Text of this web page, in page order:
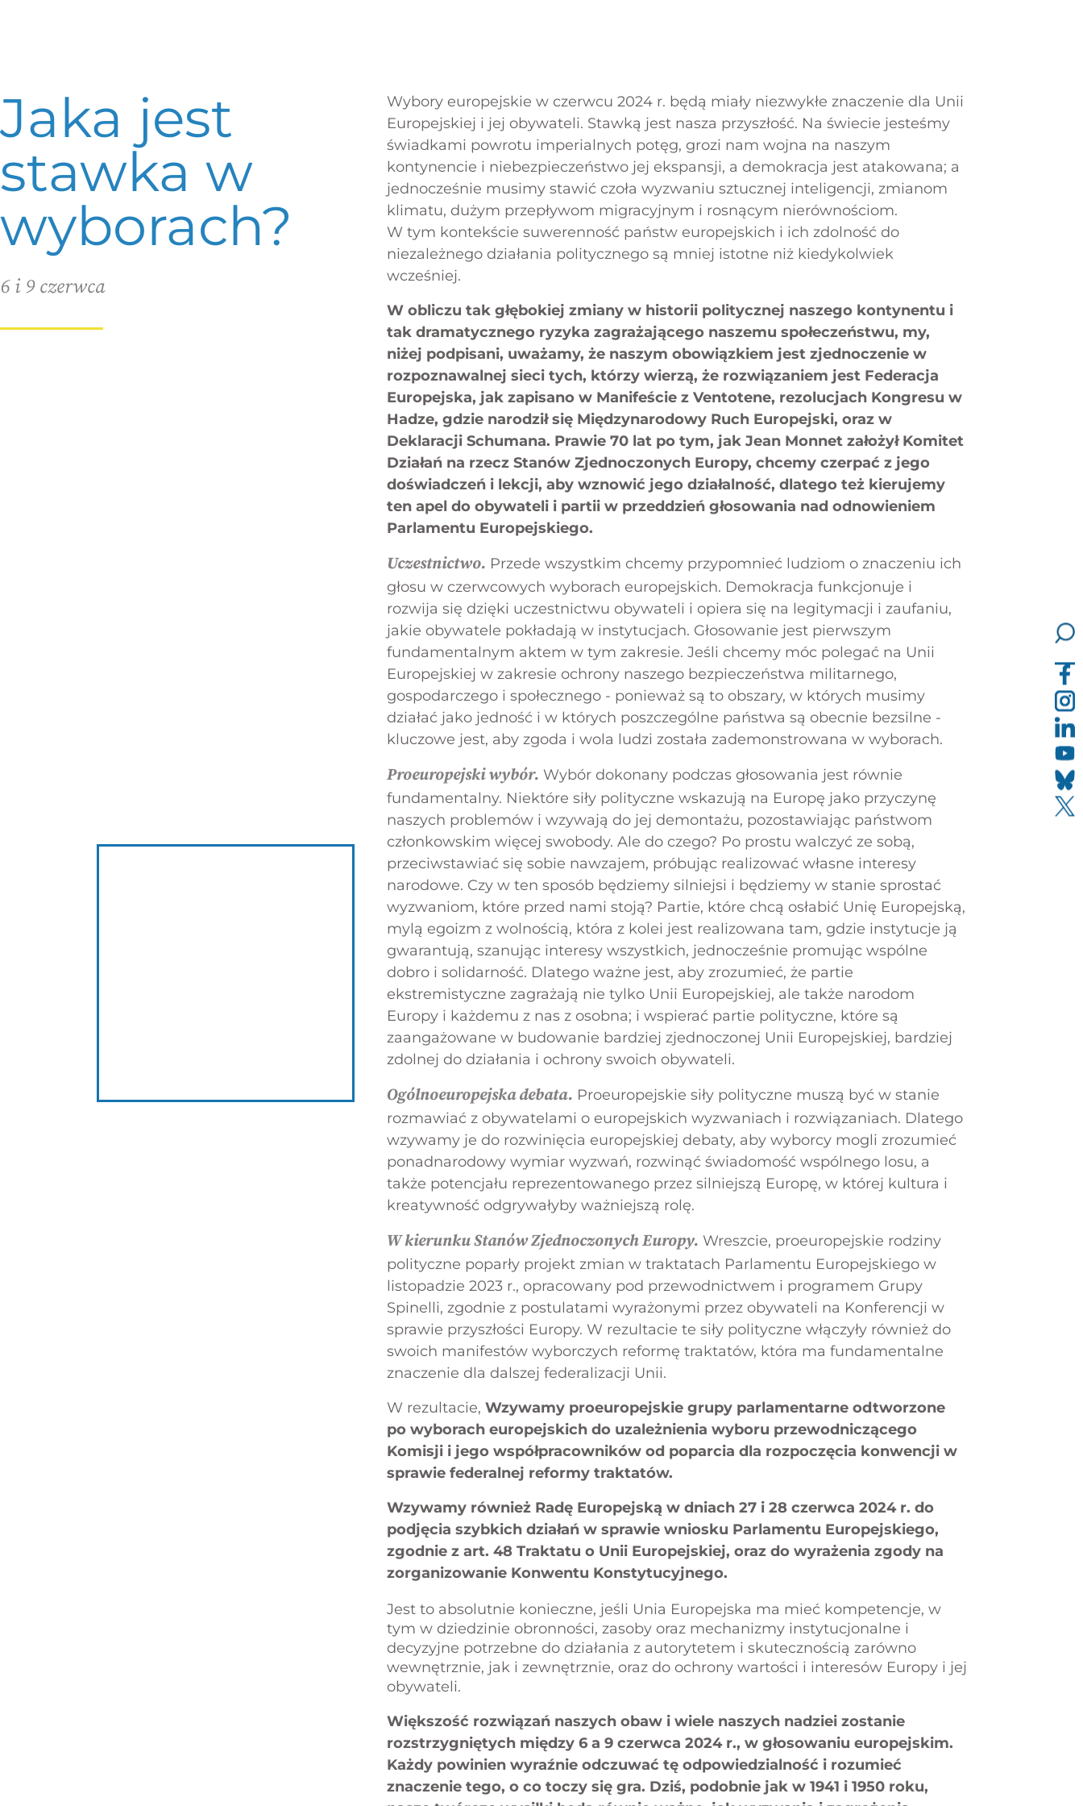
Jaka jest
stawka w
wyborach?
6 i 9 czerwca
Wybory europejskie w czerwcu 2024 r. będą miały niezwykłe znaczenie dla Unii
Europejskiej i jej obywateli. Stawką jest nasza przyszłość. Na świecie jesteśmy
świadkami powrotu imperialnych potęg, grozi nam wojna na naszym
kontynencie i niebezpieczeństwo jej ekspansji, a demokracja jest atakowana; a
jednocześnie musimy stawić czoła wyzwaniu sztucznej inteligencji, zmianom
klimatu, dużym przepływom migracyjnym i rosnącym nierównościom.
W tym kontekście suwerenność państw europejskich i ich zdolność do
niezależnego działania politycznego są mniej istotne niż kiedykolwiek
wcześniej.
W obliczu tak głębokiej zmiany w historii politycznej naszego kontynentu i
tak dramatycznego ryzyka zagrażającego naszemu społeczeństwu, my,
niżej podpisani, uważamy, że naszym obowiązkiem jest zjednoczenie w
rozpoznawalnej sieci tych, którzy wierzą, że rozwiązaniem jest Federacja
Europejska, jak zapisano w Manifeście z Ventotene, rezolucjach Kongresu w
Hadze, gdzie narodził się Międzynarodowy Ruch Europejski, oraz w
Deklaracji Schumana. Prawie 70 lat po tym, jak Jean Monnet założył Komitet
Działań na rzecz Stanów Zjednoczonych Europy, chcemy czerpać z jego
doświadczeń i lekcji, aby wznowić jego działalność, dlatego też kierujemy
ten apel do obywateli i partii w przeddzień głosowania nad odnowieniem
Parlamentu Europejskiego.
Uczestnictwo. Przede wszystkim chcemy przypomnieć ludziom o znaczeniu ich
głosu w czerwcowych wyborach europejskich. Demokracja funkcjonuje i
rozwija się dzięki uczestnictwu obywateli i opiera się na legitymacji i zaufaniu,
jakie obywatele pokładają w instytucjach. Głosowanie jest pierwszym
fundamentalnym aktem w tym zakresie. Jeśli chcemy móc polegać na Unii
Europejskiej w zakresie ochrony naszego bezpieczeństwa militarnego,
gospodarczego i społecznego - ponieważ są to obszary, w których musimy
działać jako jedność i w których poszczególne państwa są obecnie bezsilne -
kluczowe jest, aby zgoda i wola ludzi została zademonstrowana w wyborach.
Proeuropejski wybór. Wybór dokonany podczas głosowania jest równie
fundamentalny. Niektóre siły polityczne wskazują na Europę jako przyczynę
naszych problemów i wzywają do jej demontażu, pozostawiając państwom
członkowskim więcej swobody. Ale do czego? Po prostu walczyć ze sobą,
przeciwstawiać się sobie nawzajem, próbując realizować własne interesy
narodowe. Czy w ten sposób będziemy silniejsi i będziemy w stanie sprostać
wyzwaniom, które przed nami stoją? Partie, które chcą osłabić Unię Europejską,
mylą egoizm z wolnością, która z kolei jest realizowana tam, gdzie instytucje ją
gwarantują, szanując interesy wszystkich, jednocześnie promując wspólne
dobro i solidarność. Dlatego ważne jest, aby zrozumieć, że partie
ekstremistyczne zagrażają nie tylko Unii Europejskiej, ale także narodom
Europy i każdemu z nas z osobna; i wspierać partie polityczne, które są
zaangażowane w budowanie bardziej zjednoczonej Unii Europejskiej, bardziej
zdolnej do działania i ochrony swoich obywateli.
Ogólnoeuropejska debata. Proeuropejskie siły polityczne muszą być w stanie
rozmawiać z obywatelami o europejskich wyzwaniach i rozwiązaniach. Dlatego
wzywamy je do rozwinięcia europejskiej debaty, aby wyborcy mogli zrozumieć
ponadnarodowy wymiar wyzwań, rozwinąć świadomość wspólnego losu, a
także potencjału reprezentowanego przez silniejszą Europę, w której kultura i
kreatywność odgrywałyby ważniejszą rolę.
W kierunku Stanów Zjednoczonych Europy. Wreszcie, proeuropejskie rodziny
polityczne poparły projekt zmian w traktatach Parlamentu Europejskiego w
listopadzie 2023 r., opracowany pod przewodnictwem i programem Grupy
Spinelli, zgodnie z postulatami wyrażonymi przez obywateli na Konferencji w
sprawie przyszłości Europy. W rezultacie te siły polityczne włączyły również do
swoich manifestów wyborczych reformę traktatów, która ma fundamentalne
znaczenie dla dalszej federalizacji Unii.
W rezultacie, Wzywamy proeuropejskie grupy parlamentarne odtworzone
po wyborach europejskich do uzależnienia wyboru przewodniczącego
Komisji i jego współpracowników od poparcia dla rozpoczęcia konwencji w
sprawie federalnej reformy traktatów.
Wzywamy również Radę Europejską w dniach 27 i 28 czerwca 2024 r. do
podjęcia szybkich działań w sprawie wniosku Parlamentu Europejskiego,
zgodnie z art. 48 Traktatu o Unii Europejskiej, oraz do wyrażenia zgody na
zorganizowanie Konwentu Konstytucyjnego.
Jest to absolutnie konieczne, jeśli Unia Europejska ma mieć kompetencje, w
tym w dziedzinie obronności, zasoby oraz mechanizmy instytucjonalne i
decyzyjne potrzebne do działania z autorytetem i skutecznością zarówno
wewnętrznie, jak i zewnętrznie, oraz do ochrony wartości i interesów Europy i jej
obywateli.
Większość rozwiązań naszych obaw i wiele naszych nadziei zostanie
rozstrzygniętych między 6 a 9 czerwca 2024 r., w głosowaniu europejskim.
Każdy powinien wyraźnie odczuwać tę odpowiedzialność i rozumieć
znaczenie tego, o co toczy się gra. Dziś, podobnie jak w 1941 i 1950 roku,